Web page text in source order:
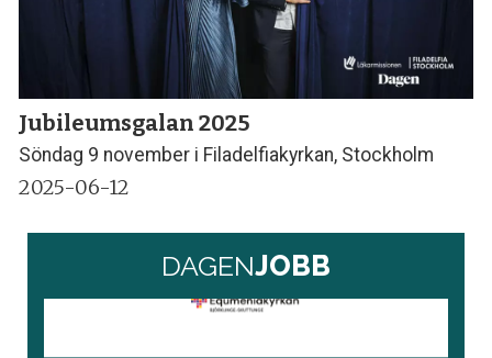
Jubileumsgalan 2025
Söndag 9 november i Filadelfiakyrkan, Stockholm
2025-06-12